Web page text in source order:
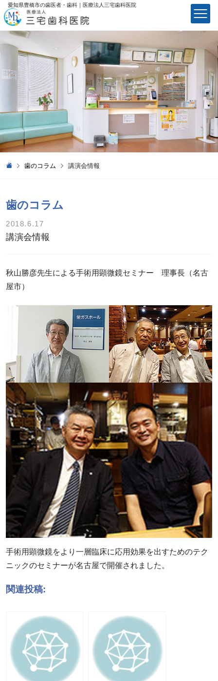
愛知県豊橋市の歯医者・歯科｜医療法⼈三宅⻭科医院
歯のコラム 講演会情報
歯のコラム
2018.6.17
講演会情報
秋山勝彦先生による手術用顕微鏡セミナー 理事長（名古
屋市）
手術用顕微鏡をより一層臨床に応用効果を出すためのテク
ニックのセミナーが名古屋で開催されました。
関連投稿: